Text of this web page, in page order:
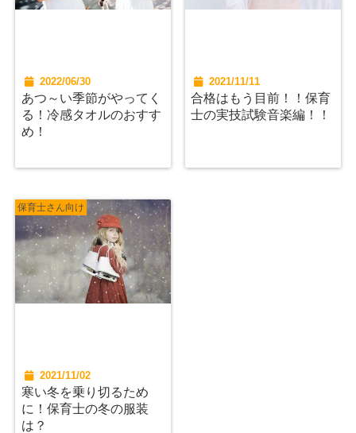
2022/06/30
あつ～い季節がやってく
る！冷感タオルのおすす
め！
2021/11/11
合格はもう目前！！保育
士の実技試験音楽編！！
保育士さん向け
2021/11/02
寒い冬を乗り切るため
に！保育士の冬の服装
は？